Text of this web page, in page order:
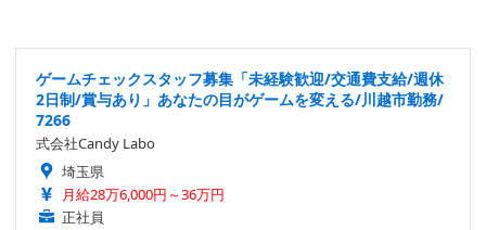
ゲームチェックスタッフ募集「未経験歓迎/交通費支給/週休
2日制/賞与あり」あなたの目がゲームを変える/川越市勤務/
7266
式会社Candy Labo
埼玉県
月給28万6,000円～36万円
正社員